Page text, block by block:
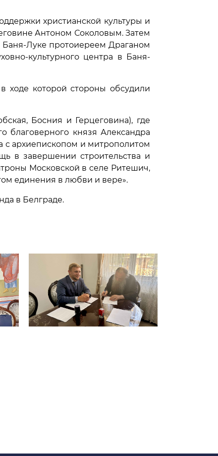
христианской культуры и
Антоном Соколовым. Затем
Баня-Луке протоиереем Драганом
культурного центра в Баня-
ходе которой стороны обсудили
Босния и Герцеговина), где
благоверного князя Александра
с архиепископом и митрополитом
в завершении строительства и
Московской в селе Ритешич,
единения в любви и вере».
в Белграде.